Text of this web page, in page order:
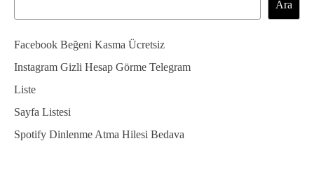
i
n
m
e
Ara
Facebook Beğeni Kasma Ücretsiz
Instagram Gizli Hesap Görme Telegram
Liste
Sayfa Listesi
Spotify Dinlenme Atma Hilesi Bedava